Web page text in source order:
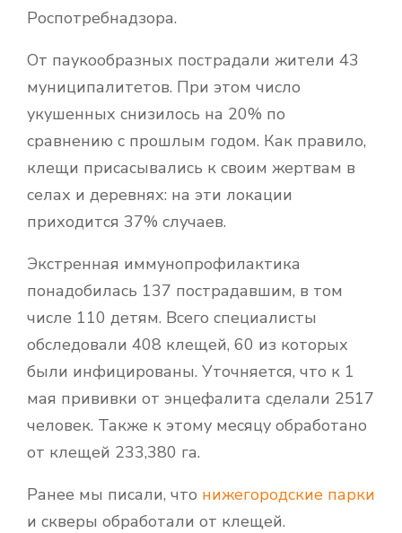
Роспотребнадзора.
От паукообразных пострадали жители 43
муниципалитетов. При этом число
укушенных снизилось на 20% по
сравнению с прошлым годом. Как правило,
клещи присасывались к своим жертвам в
селах и деревнях: на эти локации
приходится 37% случаев.
Экстренная иммунопрофилактика
понадобилась 137 пострадавшим, в том
числе 110 детям. Всего специалисты
обследовали 408 клещей, 60 из которых
были инфицированы. Уточняется, что к 1
мая прививки от энцефалита сделали 2517
человек. Также к этому месяцу обработано
от клещей 233,380 га.
Ранее мы писали, что нижегородские парки
и скверы обработали от клещей.